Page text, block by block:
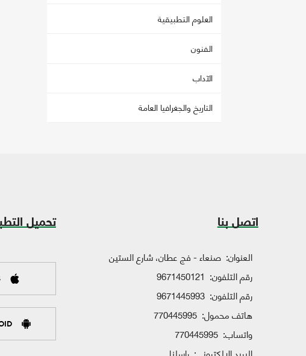
العلوم التطبيقية
الفنون
الآداب
التاريخ والجغرافيا العامة
اتصل بنا
العنوان: صنعاء - فج عطان، شارع الستين
رقم التلفون: 9671450121
رقم التلفون: 9671445993
هاتف محمول: 770445995
واتساب: 770445995
تحميل